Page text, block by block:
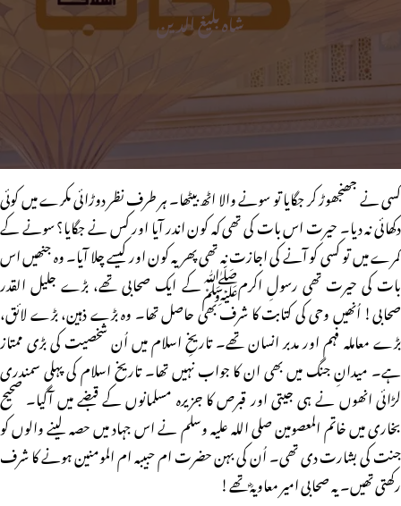
شاہ بلیغ الدین
کسی نے جھنجھوڑ کر جگایا تو سونے والا اٹھ بیٹھا۔ ہر طرف نظر دوڑائی مکرے میں کوئی
دکھائی نہ دیا۔ حیرت اس بات کی تھی کہ کون اندر آیا اور کس نے جگایا؟ سونے کے
کمرے میں تو کسی کو آنے کی اجازت نہ تھی پھر یہ کون اور کیسے چلا آیا۔ وہ جنھیں اس
بات کی حیرت تھی رسولِ اکرمﷺکے ایک صحابی تھے، بڑے جلیل القدر
صحابی! اُنھیں وحی کی کتابت کا شرف بھی حاصل تھا۔ وہ بڑے ذہین، بڑے لائق،
بڑے معاملہ فہم اور مدبر انسان تھے۔ تاریخِ اسلام میں اُن شخصیت کی بڑی ممتاز
ہے۔ میدانِ جنگ میں بھی ان کا جواب نہیں تھا۔ تاریخ اسلام کی پہلی سمندری
لڑائی انھوں نے ہی جیتی اور قبرص کا جزیرہ مسلمانوں کے قبضے میں آگیا۔ صحیح
بخاری میں خاتم المعصومین صلی اللہ علیہ وسلم نے اس جہاد میں حصہ لینے والوں کو
جنت کی بشارت دی تھی۔ اُن کی بہن حضرت ام حبیبہ ام المومنین ہونے کا شرف
رکھتی تھیں۔ یہ صحابی امیر معاویہؓ تھے!